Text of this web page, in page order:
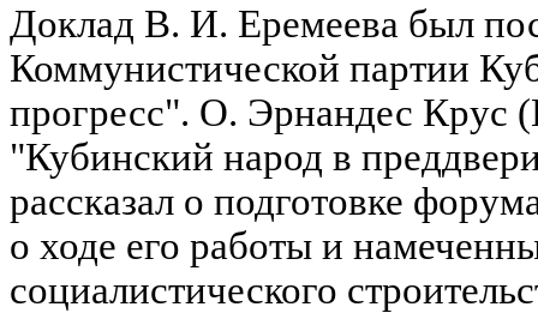
Доклад В. И. Еремеева был
Коммунистической партии
прогресс". О. Эрнандес Крус
"Кубинский народ в
рассказал о подготовке
о ходе его работы и
социалистического